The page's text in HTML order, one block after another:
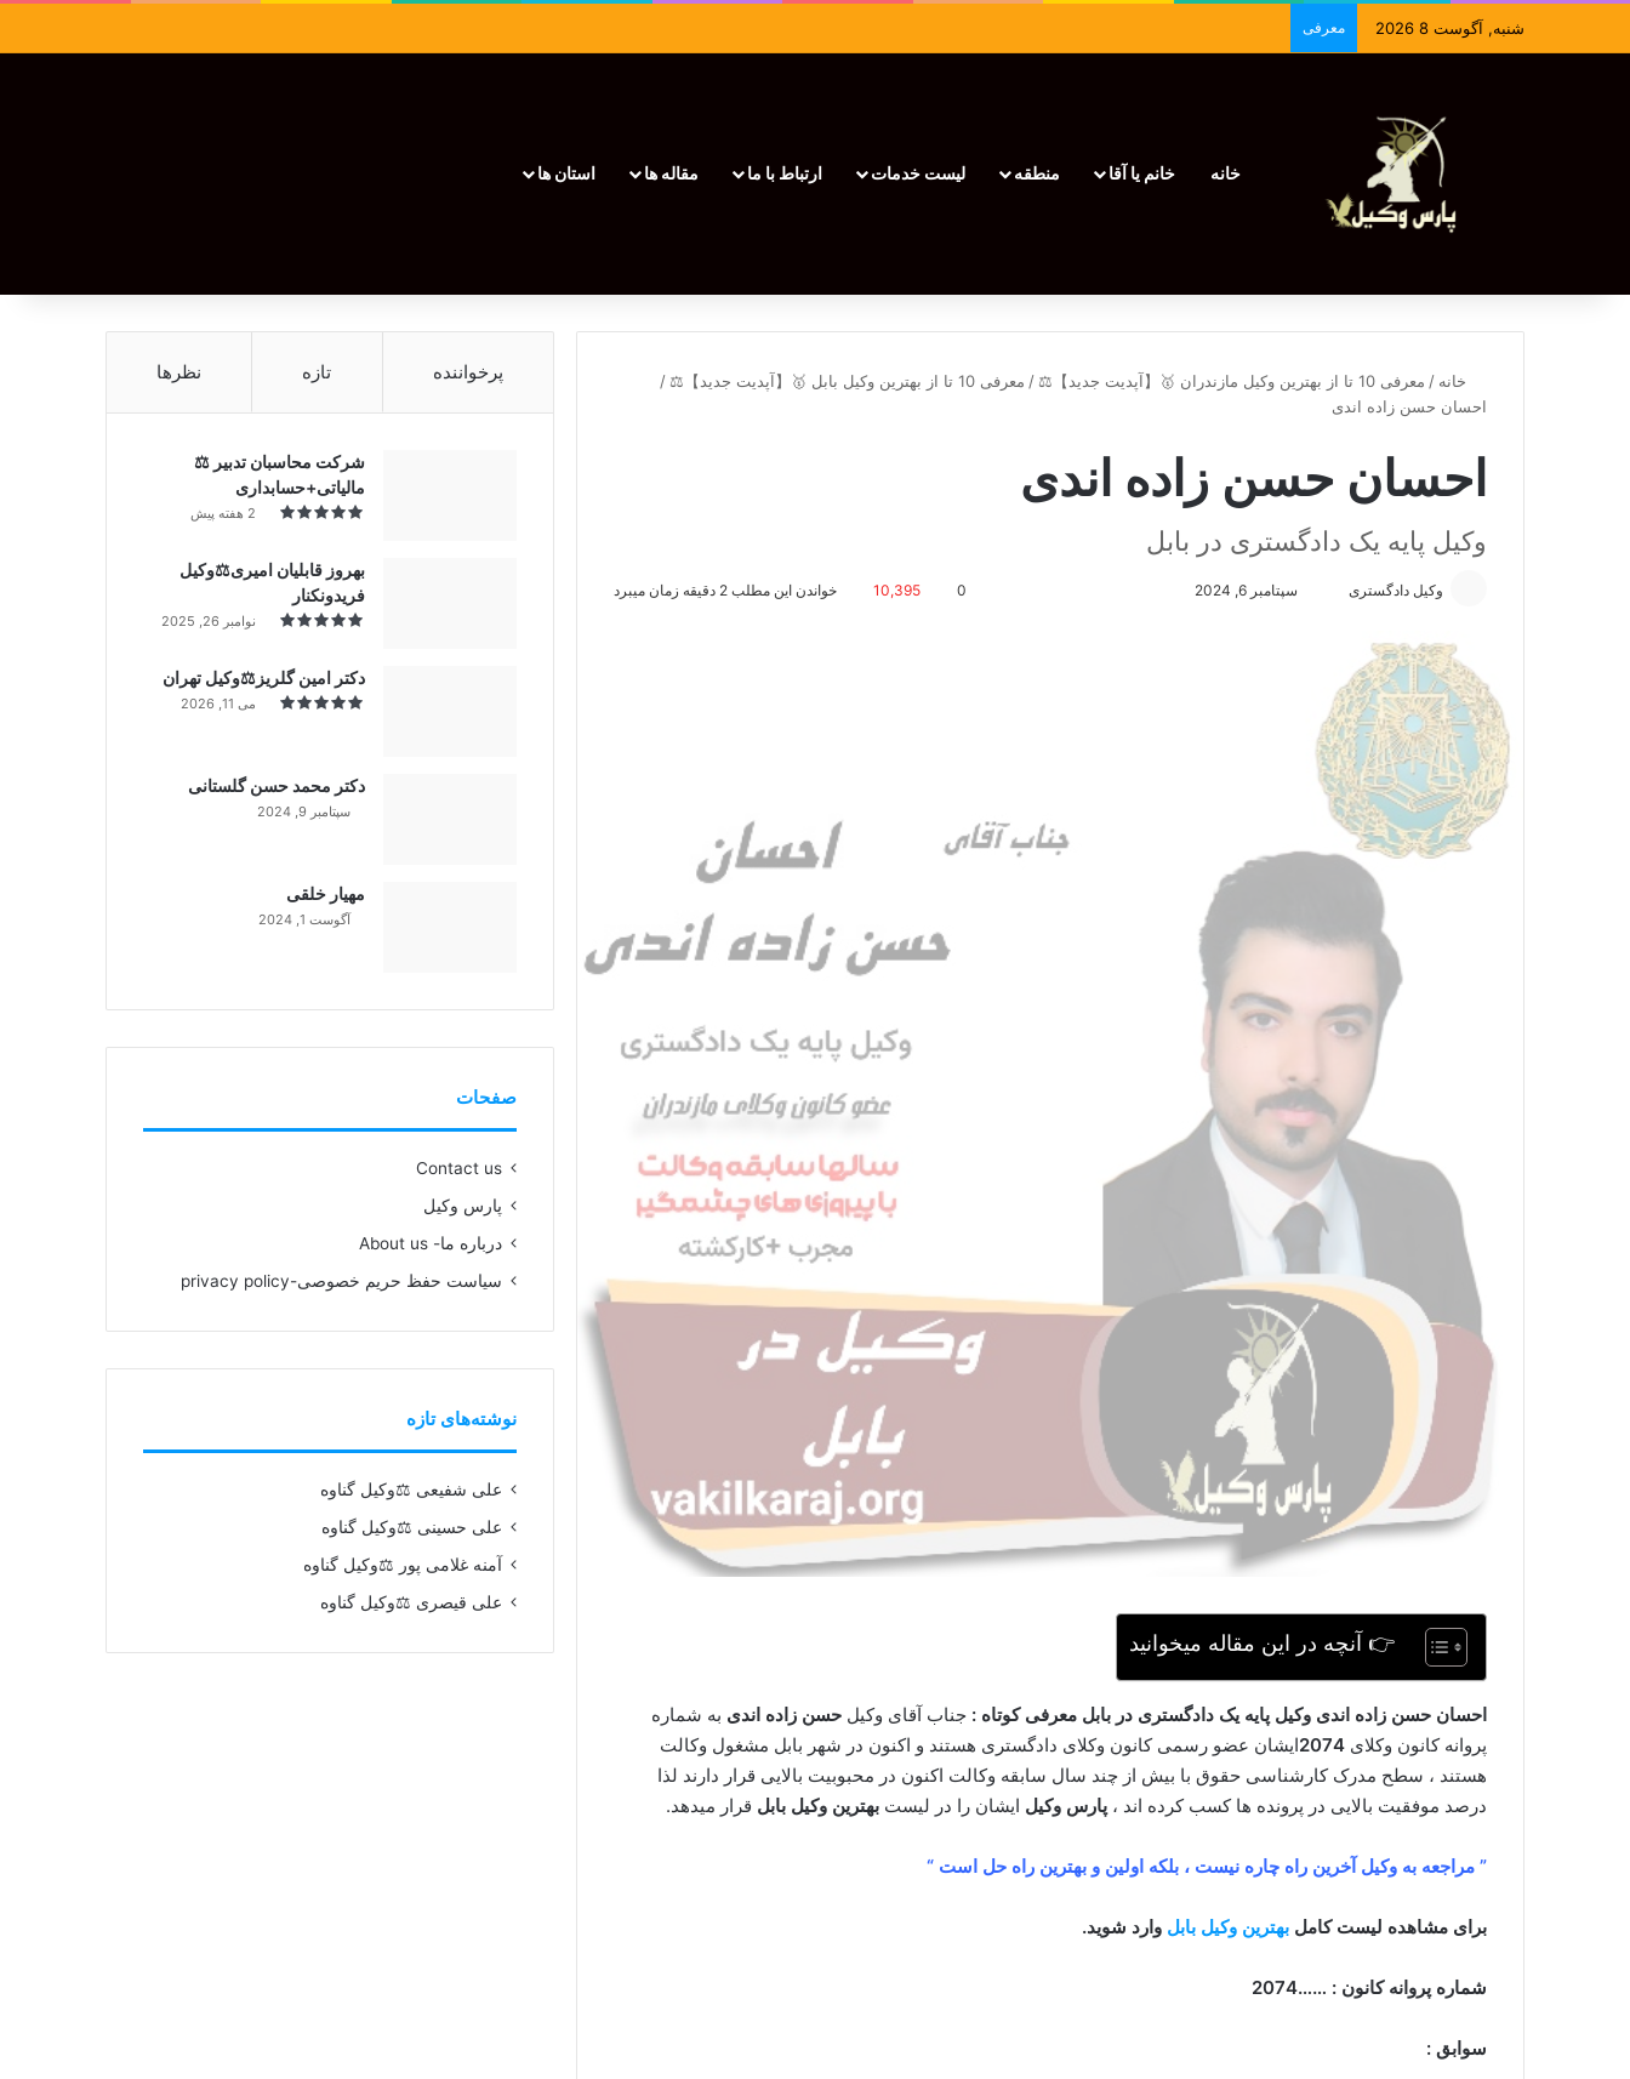
شنبه, آگوست 8 2026 معرفی
خانه خانم یا آقا منطقه لیست خدمات ارتباط با ما مقاله ها استان ها
خانه / معرفی 10 تا از بهترین وکیل مازندران 🥇【آپدیت جدید】⚖️ / معرفی 10 تا از بهترین وکیل بابل 🥇【آپدیت جدید】⚖️
/
احسان حسن زاده اندی
احسان حسن زاده اندی
وکیل پایه یک دادگستری در بابل
وکیل دادگستری
ا
ی
م
ل
سپتامبر 6, 2024 0
10,395 خواندن این مطلب 2 دقیقه زمان میبرد
👉 آنچه در این مقاله میخوانید
احسان حسن زاده اندی وکیل پایه یک دادگستری در بابل معرفی کوتاه : جناب آقای وکیل حسن زاده اندی به شماره
پروانه کانون وکلای
ایشان عضو رسمی کانون وکلای دادگستری هستند و اکنون در شهر بابل مشغول وکالت
هستند ، سطح مدرک کارشناسی حقوق با بیش از چند سال سابقه وکالت اکنون در محبوبیت بالایی قرار دارند لذا
درصد موفقیت بالایی در پرونده ها کسب کرده اند ، پارس وکیل ایشان را در لیست بهترین وکیل بابل قرار میدهد.
” مراجعه به وکیل آخرین راه چاره نیست ، بلکه اولین و بهترین راه حل است “
برای مشاهده لیست کامل بهترین وکیل بابل وارد شوید.
شماره پروانه کانون : ……2074
سوابق :
پرخواننده تازه نظرها
شرکت محاسبان تدبیر ⚖️
مالیاتی+حسابداری
2 هفته پیش
بهروز قابلیان امیری⚖️وکیل
فریدونکنار
نوامبر 26, 2025
دکتر امین گلریز⚖️وکیل تهران
می 11, 2026
دکتر محمد حسن گلستانی
سپتامبر 9, 2024
مهیار خلقی
آگوست 1, 2024
صفحات
Contact us
پارس وکیل
درباره ما- About us
سیاست حفظ حریم خصوصی-privacy policy
نوشته‌های تازه
علی شفیعی ⚖️وکیل گناوه
علی حسینی ⚖️وکیل گناوه
آمنه غلامی پور ⚖️وکیل گناوه
علی قیصری ⚖️وکیل گناوه